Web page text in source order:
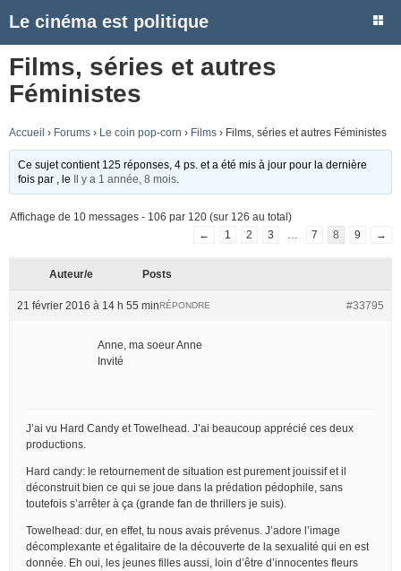
Le cinéma est politique
Films, séries et autres
Féministes
Accueil › Forums › Le coin pop-corn › Films › Films, séries et autres Féministes
Ce sujet contient 125 réponses, 4 ps. et a été mis à jour pour la dernière
fois par
, le Il y a 1 année, 8 mois
Affichage de 10 messages - 106 par 120 (sur 126 au total)
←
1 2 3 7 8 9 →
Auteur/e Posts
21 février 2016 à 14 h 55 min #33795
RÉPONDRE
Anne, ma soeur Anne
Invité
J’ai vu Hard Candy et Towelhead. J’ai beaucoup apprécié ces deux
productions.
Hard candy: le retournement de situation est purement jouissif et il
déconstruit bien ce qui se joue dans la prédation pédophile, sans
toutefois s’arrêter à ça (grande fan de thrillers je suis).
Towelhead: dur, en effet, tu nous avais prévenus. J’adore l’image
décomplexante et égalitaire de la découverte de la sexualité qui en est
donnée. Eh oui, les jeunes filles aussi, loin d’être d’innocentes fleurs